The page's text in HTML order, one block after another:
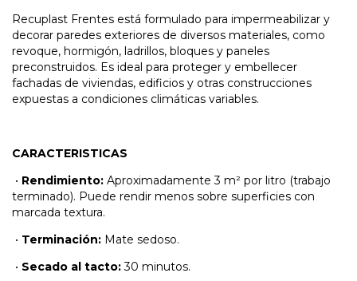
Recuplast Frentes está formulado para impermeabilizar y
decorar paredes exteriores de diversos materiales, como
revoque, hormigón, ladrillos, bloques y paneles
preconstruidos. Es ideal para proteger y embellecer
fachadas de viviendas, edificios y otras construcciones
expuestas a condiciones climáticas variables.
CARACTERISTICAS
• Rendimiento: Aproximadamente 3 m² por litro (trabajo
terminado). Puede rendir menos sobre superficies con
marcada textura.
• Terminación: Mate sedoso.
• Secado al tacto:30 minutos.